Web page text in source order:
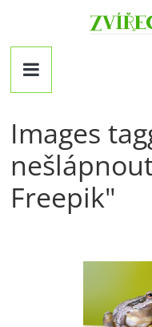
obsah
pro
všechny
zvířat
Images
Freepik"